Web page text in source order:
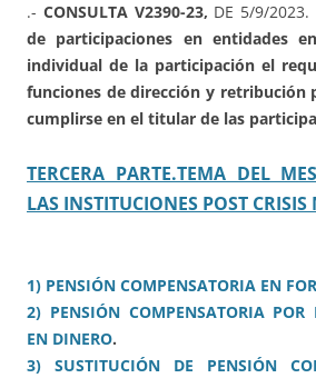
.- CONSULTA V2390-23, DE 5/9/2023.
de participaciones en entidades
individual de la participación el
funciones de dirección y retribución
cumplirse en el titular de las
TERCERA PARTE.TEMA DEL
LAS INSTITUCIONES POST
1) PENSIÓN COMPENSATORIA EN
2) PENSIÓN COMPENSATORIA POR
EN DINERO.
3) SUSTITUCIÓN DE PENSIÓN